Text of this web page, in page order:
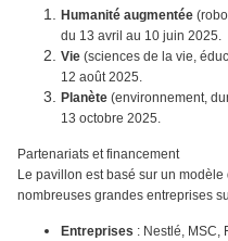
Humanité augmentée
du 13 avril au 10 juin 2025.
Vie (sciences de la vie,
12 août 2025.
Planète (environnement,
13 octobre 2025.
Partenariats et financement
Le pavillon est basé sur un
nombreuses grandes entreprises
Entreprises : Nestlé, MSC,